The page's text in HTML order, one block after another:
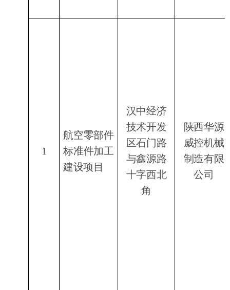
1
航空零部件
标准件加工
建设项目
汉中经济
技术开发
区石门路
与鑫源路
十字西北
角
陕西华源
威控机械
制造有限
公司